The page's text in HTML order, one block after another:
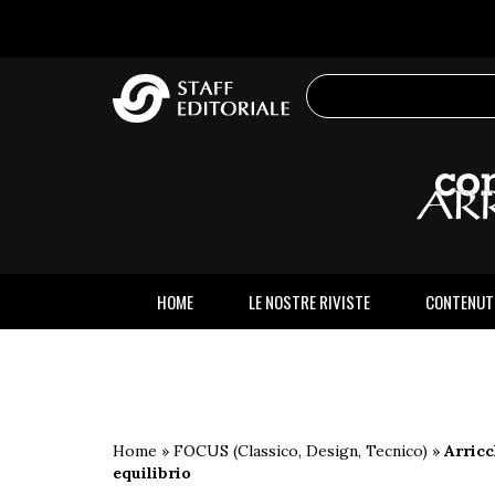
HOME LE NOSTRE RIVISTE
Home » FOCUS (Classico, Design, Tecnico) »
equilibrio